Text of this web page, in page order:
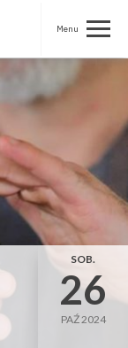
SOB.
26
PAŹ 2024